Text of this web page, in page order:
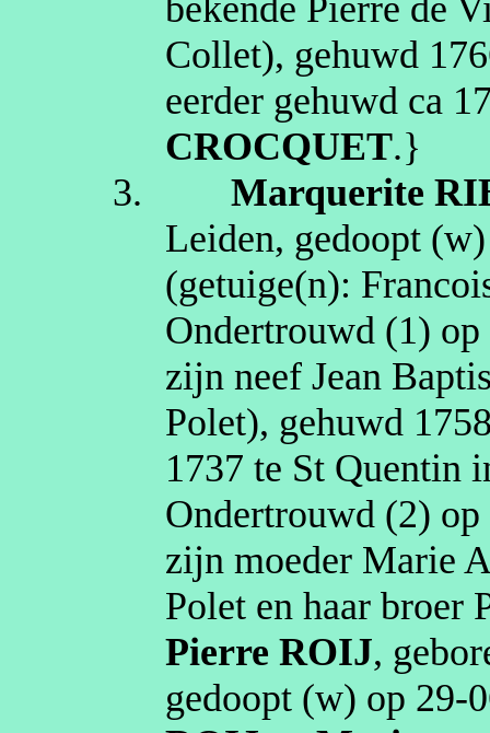
Collet), gehuwd
eerder gehuwd ca
CROCQUET.}
3.
Marquerite
Leiden, gedoopt (w
(getuige(n):
Ondertrouwd (1) op
zijn neef Jean
Polet), gehuwd
1737 te St Quentin
Ondertrouwd (2) op
zijn moeder Marie
Polet en haar broer
Pierre ROIJ,
gedoopt (w) op